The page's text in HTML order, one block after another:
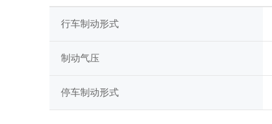
行车制动形式
制动气压
停车制动形式